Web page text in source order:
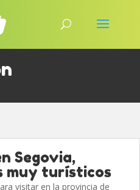
Segovia,
muy turísticos
visitar en la provincia de